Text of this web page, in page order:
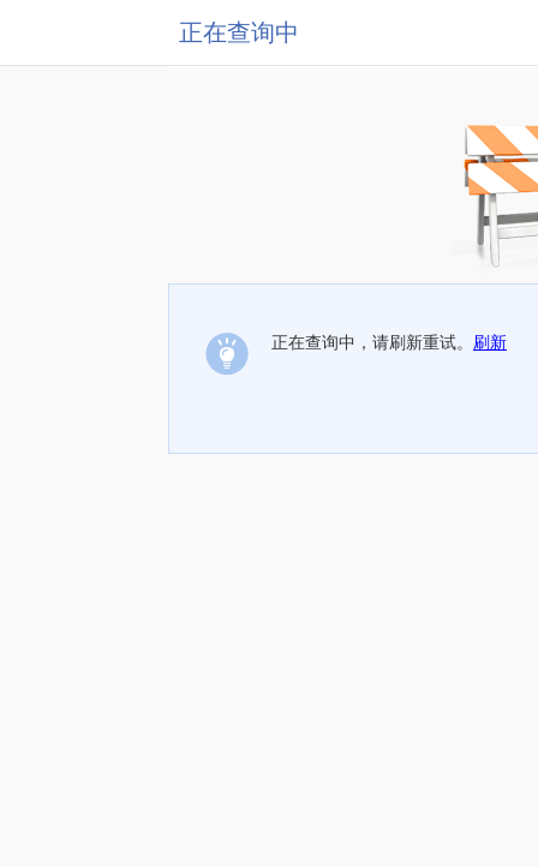
正在查询中
正在查询中，请刷新重试。 刷新